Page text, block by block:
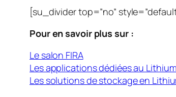
[su_divider top=”no”
Pour en savoir plus sur :
Le salon FIRA
Les applications dédiées au
Les solutions de stockage en